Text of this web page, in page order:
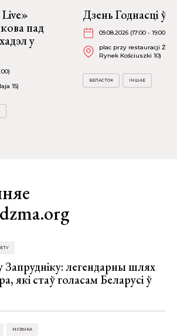
пад
у
15)
Дзень Годнасці ў
09.08.2026 (17:00 - 19:00)
plac przy restauracji
Rynek Kościuszki 10)
БЕЛАСТОК ІНШАЕ
Запрудніку: легендарны шлях
які стаў голасам Беларусі ў
МУЗЫКА